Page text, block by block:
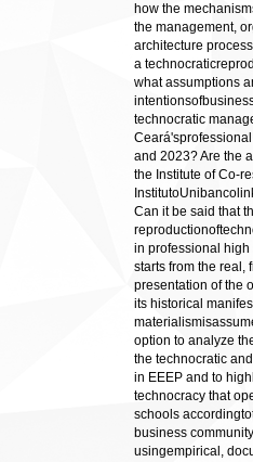
how the
the management,
architecture
a
what assumptions
technocratic
and 2023? Are the
the Institute of Co-
Can it be said that
in professional
starts from the real,
presentation of the
its historical
option to analyze
the technocratic
in EEEP and to
technocracy that
schools
business
usingempirical,